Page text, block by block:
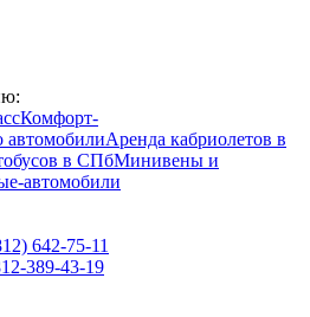
Комфорт-
автомобилиАренда кабриолетов в
в СПбМинивены и
автомобили
642-75-11
389-43-19